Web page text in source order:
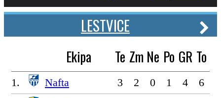
LESTVICE
Ekipa Te Zm Ne Po GR To
1. Nafta 3 2 0 1 4
6